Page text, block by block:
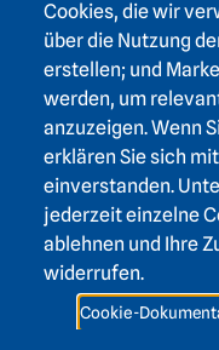
Cookies, die wir
über die Nutzung
erstellen; und
werden, um
anzuzeigen. Wenn
erklären Sie sich
einverstanden.
jederzeit einzelne
ablehnen und Ihre
widerrufen.
Cookie-
Пташник С.Б.:
[Pragmastilistische
Modifikationen im
материалов
конференции
описания единиц
Минск, 1999. C. 55-
Ptashnyk, Stefaniya:
der Sprache der
Wochenzeitungen